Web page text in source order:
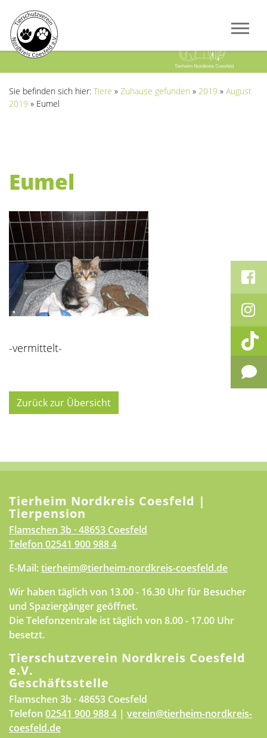
Sie befinden sich hier: Tiere » Zuhause gefunden » 2019 » August
2019 » Eumel
Eumel
-vermittelt-
Zurück zur Übersicht
Tierheim Nordkreis Coesfeld |
Tierpension
Flamschen 3b · 48653 Coesfeld
Telefon 02541 900 988 4
E-Mail:tierheim@tierheim-nordkreis-coesfeld.de
Wir haben täglich von 13.00 - 16.30 Uhr für Besucher
und Spaziergänger geöffnet.
Die Telefonzentrale ist täglich von 8.00 - 17.00 Uhr
besetzt.
Tierschutzverein Nordkreis Coesfeld
e.V.
Geschäftsstelle
Flamschen 3b · 48653 Coesfeld
Telefon 02541 900 988 4 | verein@tierheim-nordkreis-
coesfeld.de